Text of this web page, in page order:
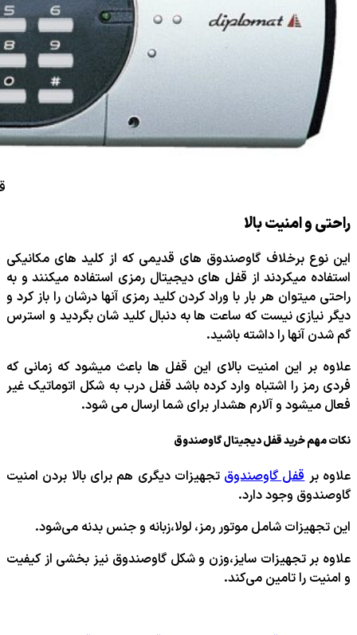
راحتی و امنیت بالا
این نوع برخلاف گاوصندوق های قدیمی که از کلید های مکانیکی
استفاده میکردند از قفل های دیجیتال رمزی استفاده میکنند و به
راحتی میتوان هر بار با وراد کردن کلید رمزی آنها درشان را باز کرد و
دیگر نیازی نیست که ساعت ها به دنبال کلید شان بگردید و استرس
گم شدن آنها را داشته باشید.
علاوه بر این امنیت بالای این قفل ها باعث میشود که زمانی که
فردی رمز را اشتباه وارد کرده باشد قفل درب به شکل اتوماتیک غیر
فعال میشود و آلارم هشدار برای شما ارسال می شود.
نکات مهم خرید قفل دیجیتال گاوصندوق
علاوه برقفل گاوصندوق تجهیزات دیگری هم برای بالا بردن امنیت
گاوصندوق وجود دارد.
این تجهیزات شامل موتور رمز، لولا،زبانه و جنس بدنه می‌شود.
علاوه بر تجهیزات سایز،وزن و شکل گاوصندوق نیز بخشی از کیفیت
و امنیت را تامین می‌کند.